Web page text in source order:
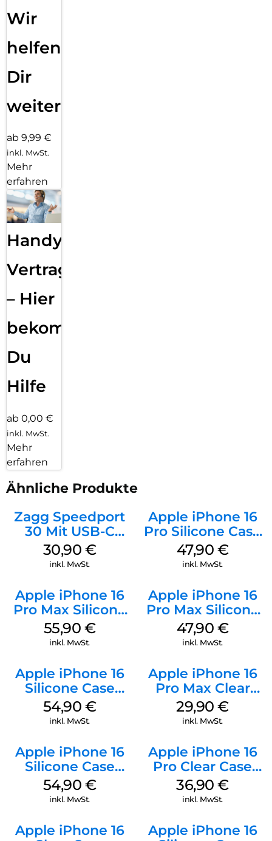
Wir
helfen
Dir
weiter
ab 9,99 €
inkl. MwSt.
Mehr
erfahren
Handy
Vertragsabwicklung
– Hier
bekommst
Du
Hilfe
ab 0,00 €
inkl. MwSt.
Mehr
erfahren
Ähnliche Produkte
Zagg Speedport
30 Mit USB-C
Kabel Weiß
30,90 €
inkl. MwSt.
Apple iPhone 16
Pro Silicone Case
MagSafe Denim
47,90 €
inkl. MwSt.
Apple iPhone 16
Pro Max Silicone
Case MagSafe
Stone Gray
55,90 €
inkl. MwSt.
Apple iPhone 16
Pro Max Silicone
Case MagSafe
Black
47,90 €
inkl. MwSt.
Apple iPhone 16
Silicone Case
MagSafe Lake
Green
54,90 €
inkl. MwSt.
Apple iPhone 16
Pro Max Clear
Case MagSafe
Transparent
29,90€
inkl. MwSt.
Apple iPhone 16
Silicone Case
MagSafe Black
54,90 €
inkl. MwSt.
Apple iPhone 16
Pro Clear Case
MagSafe
Transparent
36,90€
inkl. MwSt.
Apple iPhone 16
Apple iPhone 16